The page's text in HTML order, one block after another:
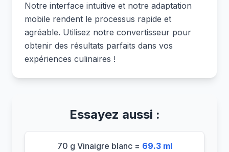
Notre interface intuitive et notre adaptation
mobile rendent le processus rapide et
agréable. Utilisez notre convertisseur pour
obtenir des résultats parfaits dans vos
expériences culinaires !
Essayez aussi :
70 g Vinaigre blanc = 69.3 ml